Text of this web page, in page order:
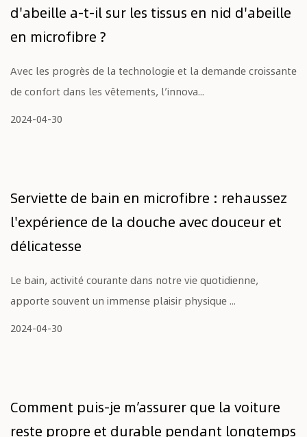
d'abeille a-t-il sur les tissus en nid d'abeille
en microfibre ?
Avec les progrès de la technologie et la demande croissante
de confort dans les vêtements, l’innova...
2024-04-30
Serviette de bain en microfibre : rehaussez
l'expérience de la douche avec douceur et
délicatesse
Le bain, activité courante dans notre vie quotidienne,
apporte souvent un immense plaisir physique ...
2024-04-30
Comment puis-je m’assurer que la voiture
reste propre et durable pendant longtemps